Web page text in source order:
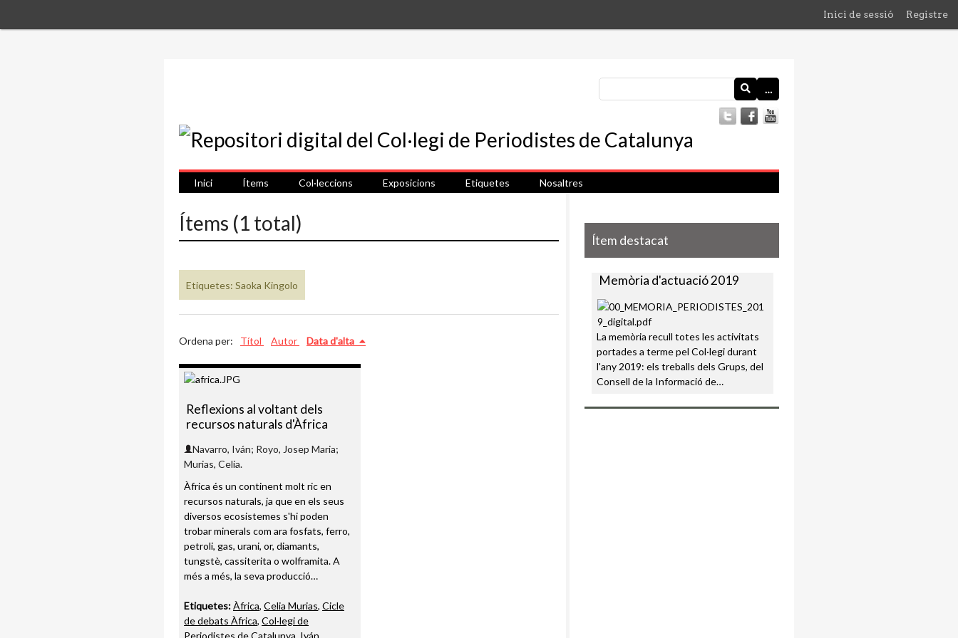
Inici de sessió Registre
…
Inici Ítems Col·leccions Exposicions Etiquetes Nosaltres
Ítems (1 total)
Etiquetes: Saoka Kingolo
Ordena per: Títol Autor Data d'alta
Reflexions al voltant dels
recursos naturals d'Àfrica
Navarro, Iván; Royo, Josep Maria;
Murias, Celia.
Àfrica és un continent molt ric en
recursos naturals, ja que en els seus
diversos ecosistemes s'hi poden
trobar minerals com ara fosfats, ferro,
petroli, gas, urani, or, diamants,
tungstè, cassiterita o wolframita. A
més a més, la seva producció…
Etiquetes:Àfrica, Celia Murias, Cicle
de debats Àfrica, Col·legi de
Periodistes de Catalunya Iván
Ítem destacat
Memòria d'actuació 2019
La memòria recull totes les activitats
portades a terme pel Col·legi durant
l'any 2019: els treballs dels Grups, del
Consell de la Informació de…